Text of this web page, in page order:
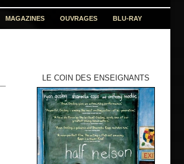
MAGAZINES OUVRAGES BLU-RAY
LE COIN DES ENSEIGNANTS